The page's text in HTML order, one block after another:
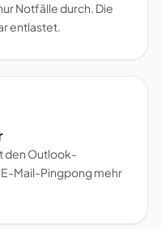
Notfälle durch. Die
entlastet.
den Outlook-
Mail-Pingpong mehr